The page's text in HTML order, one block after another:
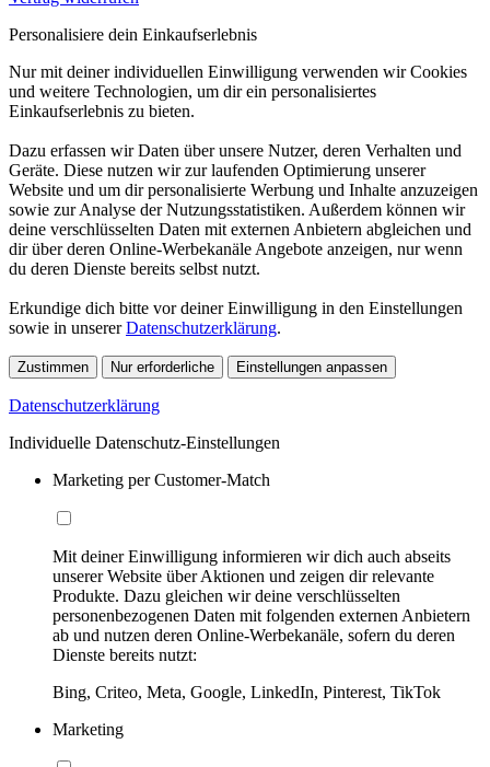
Personalisiere dein Einkaufserlebnis
Nur mit deiner individuellen Einwilligung verwenden wir Cookies
und weitere Technologien, um dir ein personalisiertes
Einkaufserlebnis zu bieten.
Dazu erfassen wir Daten über unsere Nutzer, deren Verhalten und
Geräte. Diese nutzen wir zur laufenden Optimierung unserer
Website und um dir personalisierte Werbung und Inhalte anzuzeigen
sowie zur Analyse der Nutzungsstatistiken. Außerdem können wir
deine verschlüsselten Daten mit externen Anbietern abgleichen und
dir über deren Online-Werbekanäle Angebote anzeigen, nur wenn
du deren Dienste bereits selbst nutzt.
Erkundige dich bitte vor deiner Einwilligung in den Einstellungen
sowie in unsererDatenschutzerklärung.
Zustimmen Nur erforderliche Einstellungen anpassen
Datenschutzerklärung
Individuelle Datenschutz-Einstellungen
Marketing per Customer-Match
Mit deiner Einwilligung informieren wir dich auch abseits
unserer Website über Aktionen und zeigen dir relevante
Produkte. Dazu gleichen wir deine verschlüsselten
personenbezogenen Daten mit folgenden externen Anbietern
ab und nutzen deren Online-Werbekanäle, sofern du deren
Dienste bereits nutzt:
Bing, Criteo, Meta, Google, LinkedIn, Pinterest, TikTok
Marketing